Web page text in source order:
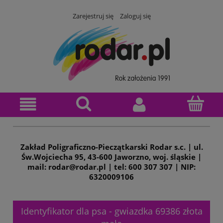
Zarejestruj się Zaloguj się
Zakład Poligraficzno-Pieczątkarski Rodar s.c. | ul.
Św.Wojciecha 95, 43-600 Jaworzno, woj. śląskie |
mail: rodar@rodar.pl | tel: 600 307 307 | NIP:
6320009106
Identyfikator dla psa - gwiazdka 69386 złota